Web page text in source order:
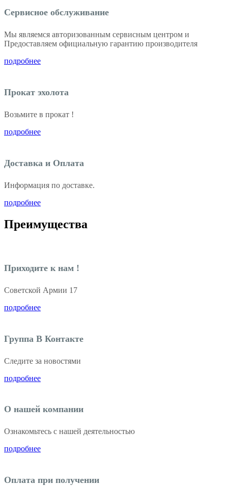
Сервисное обслуживание
Мы являемся авторизованным сервисным центром и
Предоставляем официальную гарантию производителя
подробнее
Прокат эхолота
Возьмите в прокат !
подробнее
Доставка и Оплата
Информация по доставке.
подробнее
Преимущества
Приходите к нам !
Советской Армии 17
подробнее
Группа В Контакте
Следите за новостями
подробнее
О нашей компании
Ознакомьтесь с нашей деятельностью
подробнее
Оплата при получении